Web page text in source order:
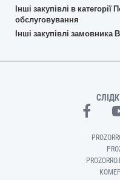
Інші закупівлі в
обслуговування
Інші закупівлі замовника